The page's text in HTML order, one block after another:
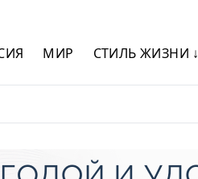
МИР СТИЛЬ ЖИЗНИ ↓